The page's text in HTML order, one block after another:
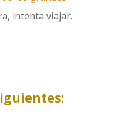
intenta viajar.